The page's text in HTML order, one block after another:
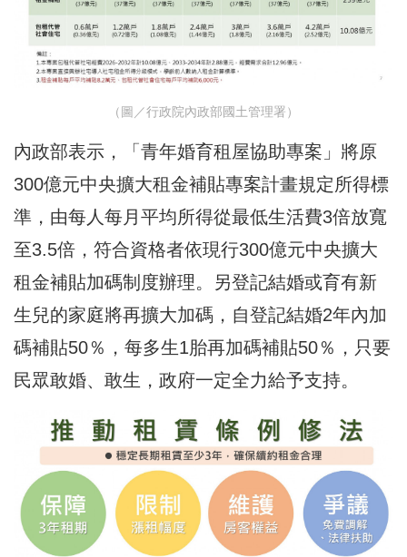
（圖／行政院內政部國土管理署）
內政部表示，「青年婚育租屋協助專案」將原
300億元中央擴大租金補貼專案計畫規定所得標
準，由每人每月平均所得從最低生活費3倍放寬
至3.5倍，符合資格者依現行300億元中央擴大
租金補貼加碼制度辦理。另登記結婚或育有新
生兒的家庭將再擴大加碼，自登記結婚2年內加
碼補貼50％，每多生1胎再加碼補貼50％，只要
民眾敢婚、敢生，政府一定全力給予支持。